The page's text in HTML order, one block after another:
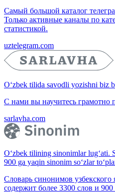
Самый большой каталог
Только активные каналы по
статистикой.
uztelegram.com
O‘zbek tilida savodli yozishni biz
С нами вы научитесь грамотно
sarlavha.com
O‘zbek tilining sinonimlar lug‘ati.
900 ga yaqin sinonim so‘zlar
Словарь синонимов узбекского
содержит более 3300 слов и